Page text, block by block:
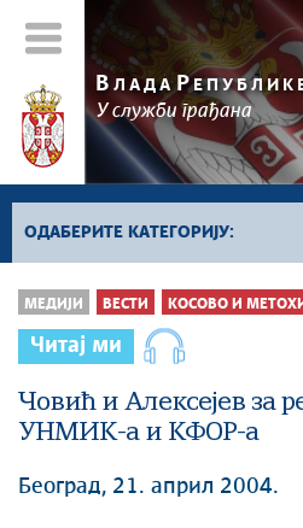
В ЛАДА Р
У служби грађана
ОДАБЕРИТЕ КАТЕГОРИЈУ:
Влада Србије
Активности премијера
Активности
Активности Владе
Косово и Метохија
Политика
МЕДИЈИ ВЕСТИ КОСОВО И
Читај ми
Човић и Алексејев за
УНМИК-а и КФОР-а
Београд, 21. април 2004.